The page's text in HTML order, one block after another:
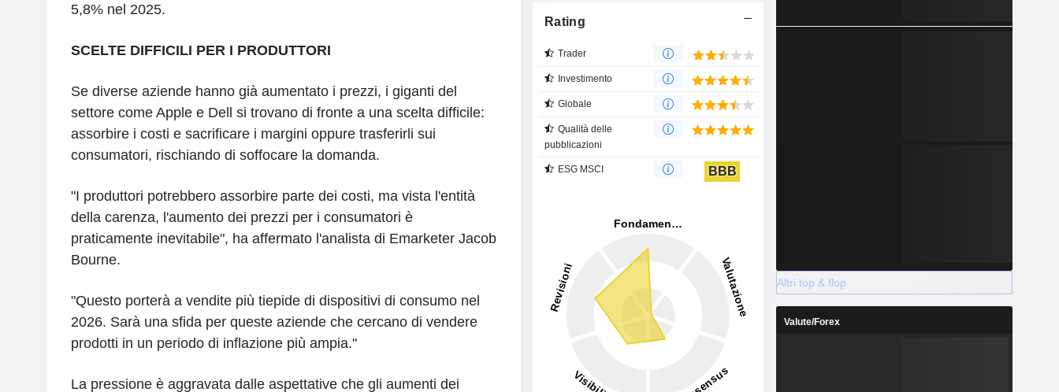
5,8% nel 2025.
SCELTE DIFFICILI PER I PRODUTTORI
Se diverse aziende hanno già aumentato i prezzi, i giganti del
settore come Apple e Dell si trovano di fronte a una scelta difficile:
assorbire i costi e sacrificare i margini oppure trasferirli sui
consumatori, rischiando di soffocare la domanda.
"I produttori potrebbero assorbire parte dei costi, ma vista l'entità
della carenza, l'aumento dei prezzi per i consumatori è
praticamente inevitabile", ha affermato l'analista di Emarketer Jacob
Bourne.
"Questo porterà a vendite più tiepide di dispositivi di consumo nel
2026. Sarà una sfida per queste aziende che cercano di vendere
prodotti in un periodo di inflazione più ampia."
La pressione è aggravata dalle aspettative che gli aumenti dei
Rating
Trader
Investimento
Globale
Qualità delle
pubblicazioni
ESG MSCI BBB
Altri top & flop
Valute/Forex